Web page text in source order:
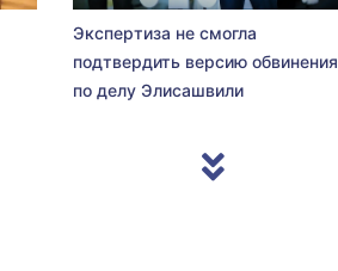
Экспертиза не смогла
подтвердить версию обвинения
по делу Элисашвили